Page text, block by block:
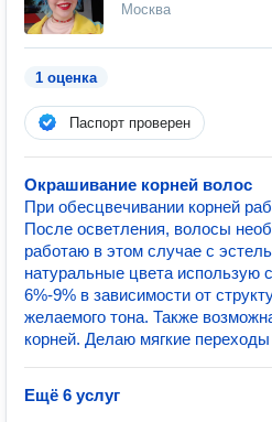
Москва
1 оценка
Паспорт проверен
Окрашивание корней волос
При обесцвечивании корней
После осветления, волосы
работаю в этом случае с
натуральные цвета использую
6%-9% в зависимости от
желаемого тона. Также
корней. Делаю мягкие переходы
Ещё 6 услуг